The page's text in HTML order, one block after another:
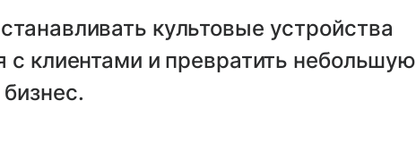
культовые устройства
клиентами и превратить небольшую